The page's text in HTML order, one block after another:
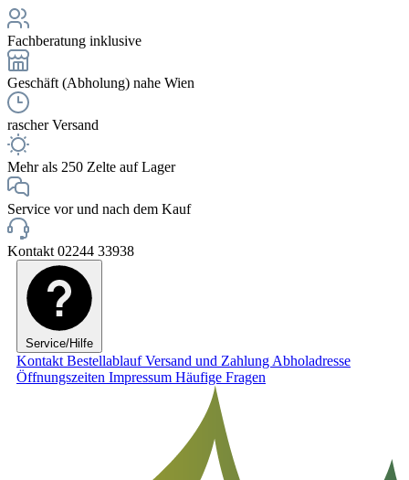
Fachberatung inklusive
Geschäft (Abholung) nahe Wien
rascher Versand
Mehr als 250 Zelte auf Lager
Service vor und nach dem Kauf
Kontakt 02244 33938
Service/Hilfe
Kontakt BestellablaufVersand und Zahlung Abholadresse
Öffnungszeiten Impressum Häufige Fragen